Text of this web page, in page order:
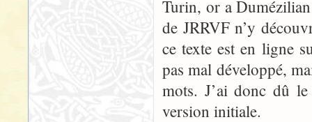
Turin, or a
de JRRVF n’y
ce texte est en ligne
pas mal développé,
mots. J’ai donc dû
version initiale.